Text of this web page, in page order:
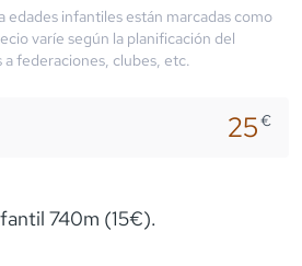
edades infantiles están marcadas como
varíe según la planificación del
federaciones, clubes, etc.
25€
740m (15€).